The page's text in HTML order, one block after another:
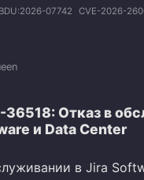
BDU:2026-07742 CVE-2026-
Отказ в
и Data Center
в Jira